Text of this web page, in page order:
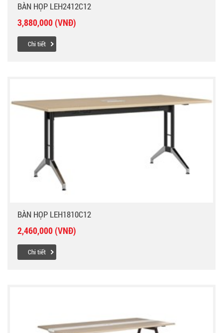
BÀN HỌP LEH2412C12
3,880,000 (VNĐ)
Chi tiết
BÀN HỌP LEH1810C12
2,460,000 (VNĐ)
Chi tiết